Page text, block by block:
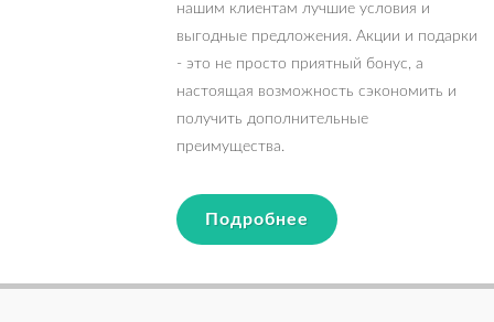
нашим клиентам лучшие условия и
выгодные предложения. Акции и подарки
- это не просто приятный бонус, а
настоящая возможность сэкономить и
получить дополнительные
преимущества.
Подробнее